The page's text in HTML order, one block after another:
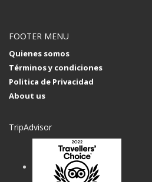
FOOTER MENU
Quienes somos
Términos y condiciones
Politica de Privacidad
About us
TripAdvisor